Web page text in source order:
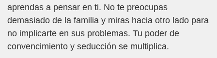
aprendas a pensar en ti. No te preocupas
demasiado de la familia y miras hacia otro lado para
no implicarte en sus problemas. Tu poder de
convencimiento y seducción se multiplica.